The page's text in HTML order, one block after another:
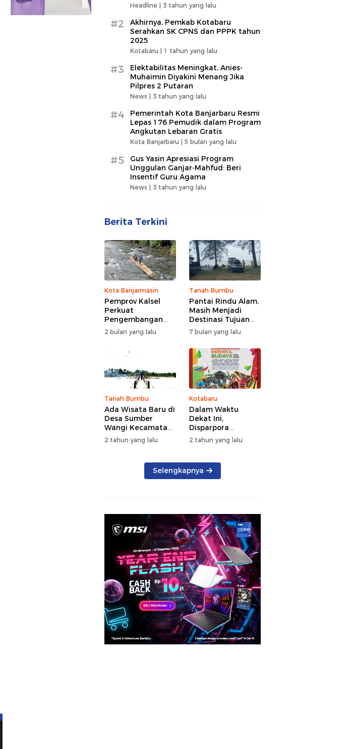
Headline | 3 tahun yang lalu
#2
Akhirnya, Pemkab Kotabaru
Serahkan SK CPNS dan PPPK tahun
2025
Kotabaru | 1 tahun yang lalu
#3
Elektabilitas Meningkat, Anies-
Muhaimin Diyakini Menang Jika
Pilpres 2 Putaran
News | 3 tahun yang lalu
#4
Pemerintah Kota Banjarbaru Resmi
Lepas 176 Pemudik dalam Program
Angkutan Lebaran Gratis
Kota Banjarbaru | 5 bulan yang lalu
#5
Gus Yasin Apresiasi Program
Unggulan Ganjar-Mahfud: Beri
Insentif Guru Agama
News | 3 tahun yang lalu
Berita Terkini
Kota Banjarmasin
Pemprov Kalsel
Perkuat
Pengembangan
Wisata, Targetkan
Tingkat Kunjungan
2 bulan yang lalu
Tanah Bumbu
Pantai Rindu Alam,
Masih Menjadi
Destinasi Tujuan
Wisata di Tanah
Bumbu dengan
Rindangnya Pohon
Pinus
7 bulan yang lalu
Tanah Bumbu
Ada Wisata Baru di
Desa Sumber
Wangi Kecamatan
Karang Bintang
2 tahun yang lalu
Kotabaru
Dalam Waktu
Dekat Ini,
Disparpora
Kotabaru Bakal
Menggelar Festival
2024
2 tahun yang lalu
Selengkapnya